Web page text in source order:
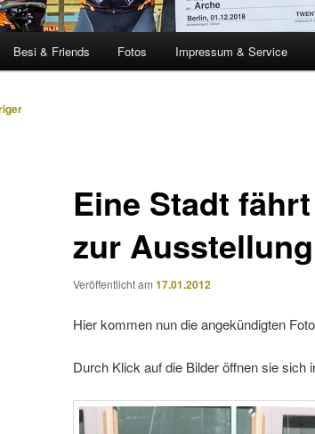
Besi & Friends Fotos Impressum & Service
Eine Stadt
zur Ausstellung
Veröffentlicht am 17.01.2012
Hier kommen nun die angekündigten
Durch Klick auf die Bilder öffnen sie sich